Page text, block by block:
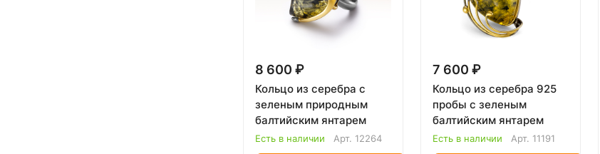
8 600 ₽
Кольцо из серебра с
зеленым природным
балтийским янтарем
Есть в наличии Арт. 12264
7 600 ₽
Кольцо из серебра 925
пробы с зеленым
балтийским янтарем
Есть в наличии Арт. 11191